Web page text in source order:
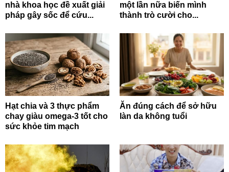
nhà khoa học đề xuất giải
pháp gây sốc để cứu...
một lần nữa biến mình
thành trò cười cho...
Hạt chia và 3 thực phẩm
chay giàu omega-3 tốt cho
sức khỏe tim mạch
Ăn đúng cách để sở hữu
làn da không tuổi